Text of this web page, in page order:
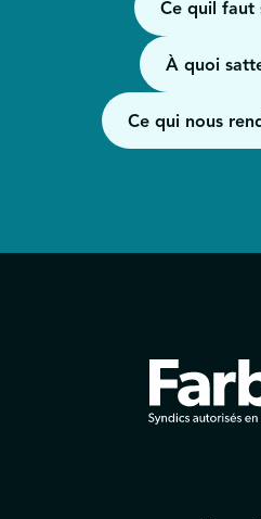
Vous vous sentez
vos dettes
Vous cachez vos dettes
Ce quil faut
À quoi
Ce qui nous